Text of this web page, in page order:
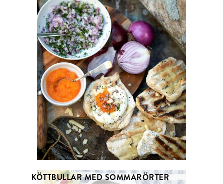
KÖTTBULLAR MED SOMMARÖRTER